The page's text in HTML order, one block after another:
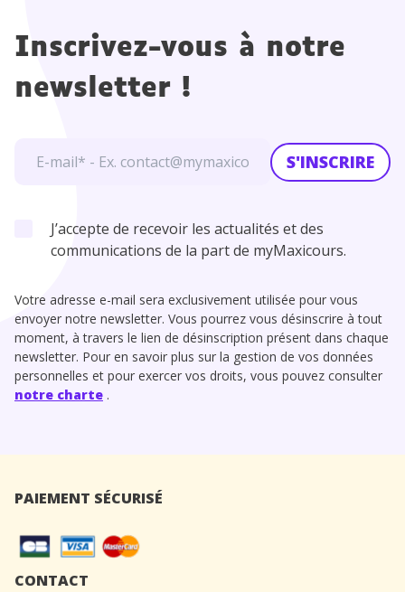
Inscrivez-vous à notre
newsletter !
S'INSCRIRE
J’accepte de recevoir les actualités et des
communications de la part de myMaxicours.
Votre adresse e-mail sera exclusivement utilisée pour vous
envoyer notre newsletter. Vous pourrez vous désinscrire à tout
moment, à travers le lien de désinscription présent dans chaque
newsletter. Pour en savoir plus sur la gestion de vos données
personnelles et pour exercer vos droits, vous pouvez consulter
notre charte .
PAIEMENT SÉCURISÉ
CONTACT